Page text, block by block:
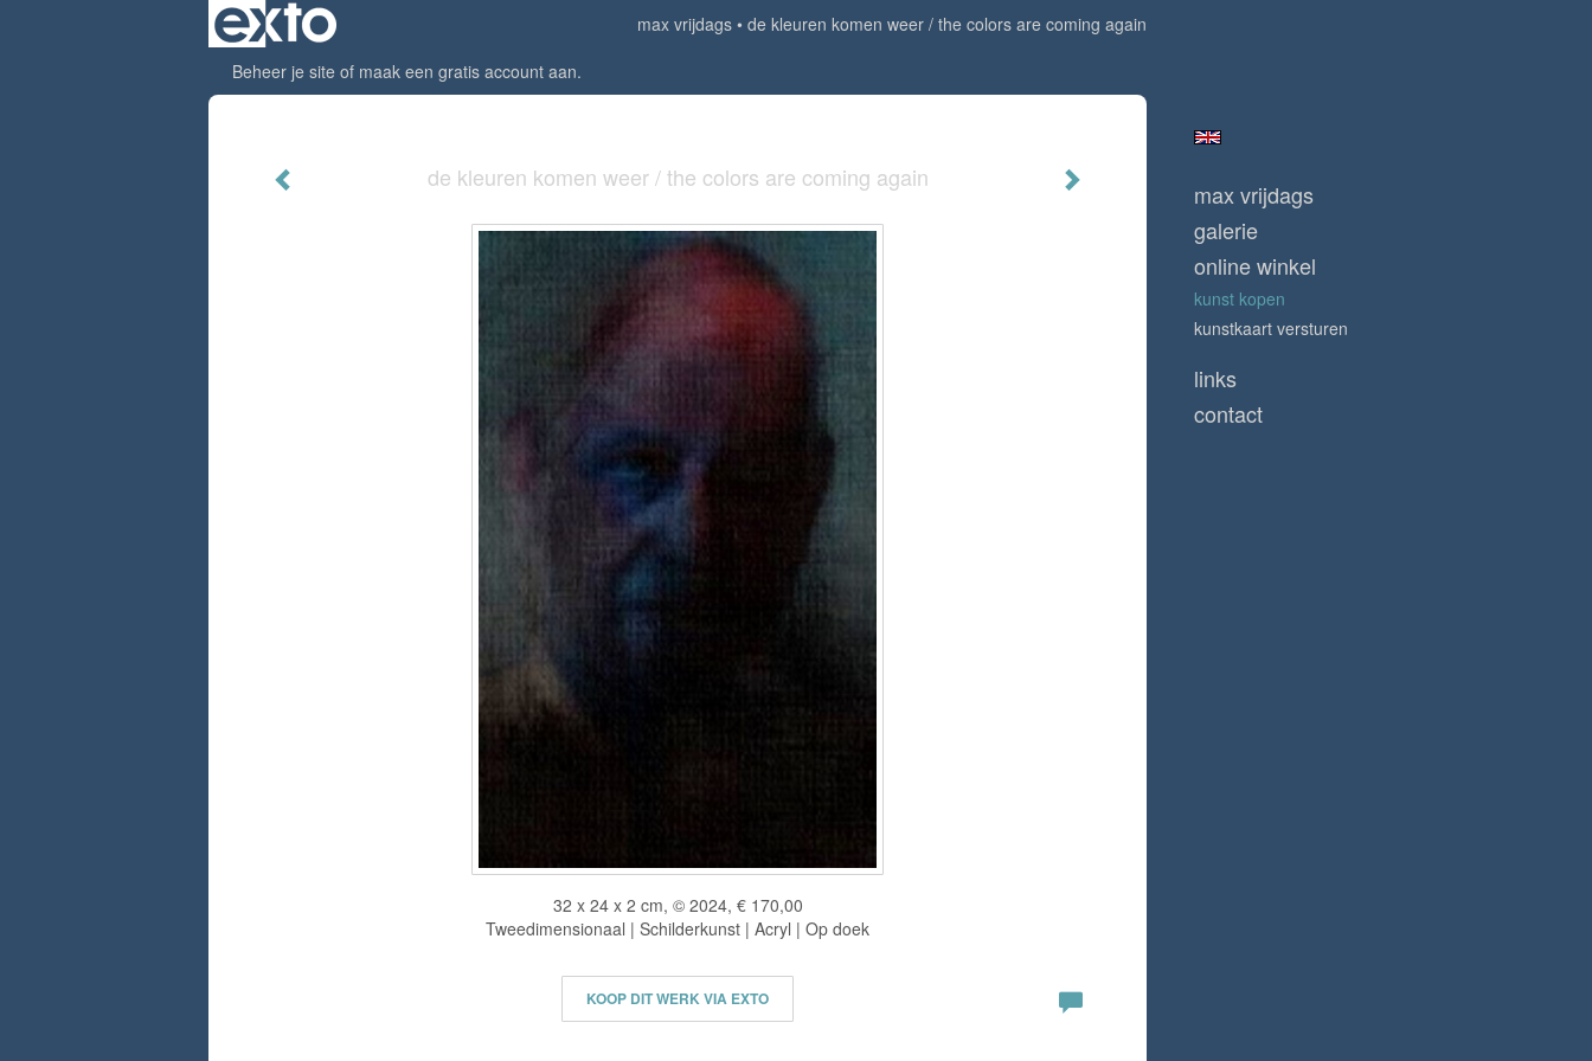
max vrijdags
de kleuren komen weer / the colors are coming again
Beheer je site of maak een gratis account aan.
de kleuren komen weer / the colors are coming again
32 x 24 x 2 cm, © 2024, € 170,00
Tweedimensionaal | Schilderkunst | Acryl | Op doek
KOOP DIT WERK VIA EXTO
max vrijdags
galerie
online winkel
kunst kopen
kunstkaart versturen
links
contact